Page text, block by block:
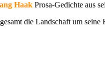
Haak Prosa-Gedichte aus
die Landschaft um